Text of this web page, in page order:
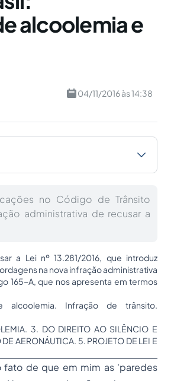
alcoolemia e
04/11/2016 às 14:38
no Código de Trânsito
administrativa de recusar a
a Lei nº 13.281/2016, que introduz
na nova infração administrativa
165-A, que nos apresenta em termos
Infração de trânsito.
3. DO DIREITO AO SILÊNCIO E
AERONÁUTICA. 5. PROJETO DE LEI E
fato de que em mim as 'paredes